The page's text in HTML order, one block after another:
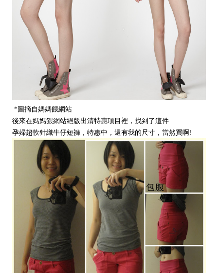
*圖摘自媽媽餵網站
後來在媽媽餵網站絕版出清特惠項目裡，找到了這件
孕婦超軟針織牛仔短褲 ，特惠中，還有我的尺寸，當然買啊!